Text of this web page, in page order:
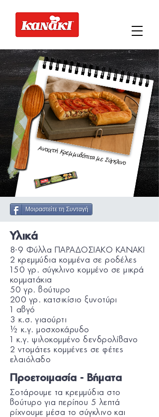
Ανοιχτή Κρεμμυδόπιτα με Σύγκλινο
Μοιραστείτε τη Συνταγή
Υλικά
8-9 Φύλλα ΠΑΡΑΔΟΣΙΑΚΟ KANAKI
2 κρεμμύδια κομμένα σε ροδέλες
150 γρ. σύγκλινο κομμένο σε μικρά
κομματάκια
50 γρ. βούτυρο
200 γρ. κατσικίσιο ξυνοτύρι
1 αβγό
3 κ.σ. γιαούρτι
½ κ.γ. μοσχοκάρυδο
1 κ.γ. ψιλοκομμένο δενδρολίβανο
2 ντομάτες κομμένες σε φέτες
ελαιόλαδο
Προετοιμασία - Βήματα
Σοτάρουμε τα κρεμμύδια στο
βούτυρο για περίπου 5 λεπτά
ρίχνουμε μέσα το σύγκλινο και